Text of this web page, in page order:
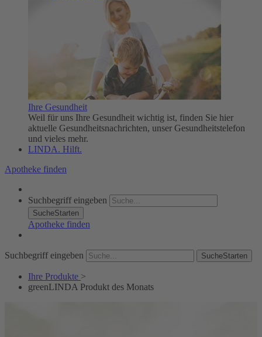
Ihre Gesundheit
Weil für uns Ihre Gesundheit wichtig ist, finden Sie hier
aktuelle Gesundheitsnachrichten, unser Gesundheitstelefon
und vieles mehr.
LINDA. Hilft.
Apotheke finden
Suchbegriff eingeben
SucheStarten
Apotheke finden
Suchbegriff eingeben SucheStarten
Ihre Produkte >
greenLINDA Produkt des Monats